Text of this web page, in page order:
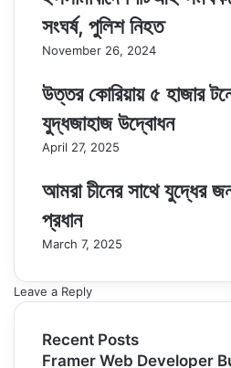
সংঘর্ষ, পুলিশ নিহত
November 26, 2024
উত্তর কোরিয়ায় ৫ হাজার
যুদ্ধজাহাজ উদ্বোধন
April 27, 2025
আমরা চীনের সাথে যুদ্ধের
প্রধান
March 7, 2025
Leave a Reply
Recent Posts
Framer Web Developer